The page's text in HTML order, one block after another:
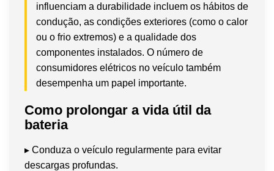
influenciam a durabilidade incluem os hábitos de
condução, as condições exteriores (como o calor
ou o frio extremos) e a qualidade dos
componentes instalados. O número de
consumidores elétricos no veículo também
desempenha um papel importante.
Como prolongar a vida útil da
bateria
▸ Conduza o veículo regularmente para evitar
descargas profundas.